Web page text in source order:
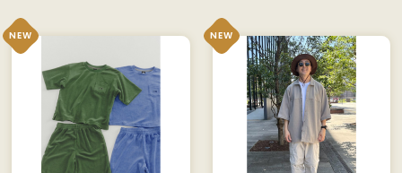
NEW NEW